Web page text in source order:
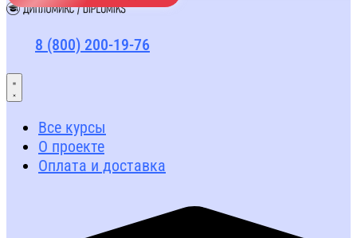
8 (800) 200-19-76
Все курсы
О проекте
Оплата и доставка